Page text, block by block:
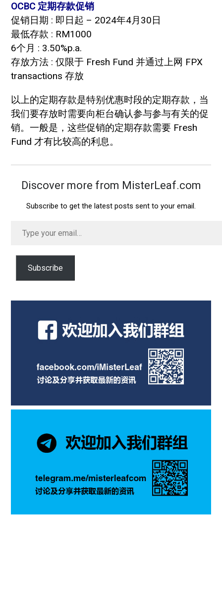
OCBC 定期存款促销
促销日期 : 即日起 – 2024年4月30日
最低存款 : RM1000
6个月 : 3.50%p.a.
存放方法 : 仅限于 Fresh Fund 并通过上网 FPX
transactions 存放
以上的定期存款是特别优惠时段的定期存款，当
我们要存放时需要向柜台确认参与参与有关的促
销。一般是，这些促销的定期存款需要 Fresh
Fund 才有比较高的利息。
Discover more from MisterLeaf.com
Subscribe to get the latest posts sent to your email.
your
Subscribe